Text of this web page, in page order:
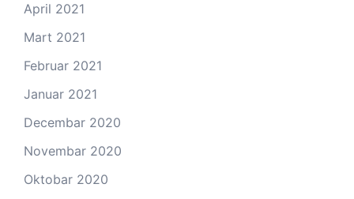
April 2021
Mart 2021
Februar 2021
Januar 2021
Decembar 2020
Novembar 2020
Oktobar 2020